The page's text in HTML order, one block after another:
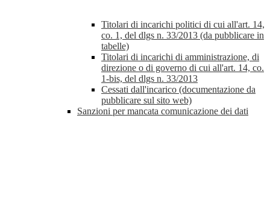
Titolari di incarichi politici di cui all'art. 14,
co. 1, del dlgs n. 33/2013 (da pubblicare in
tabelle)
Titolari di incarichi di amministrazione, di
direzione o di governo di cui all'art. 14, co.
1-bis, del dlgs n. 33/2013
Cessati dall'incarico (documentazione da
pubblicare sul sito web)
Sanzioni per mancata comunicazione dei dati